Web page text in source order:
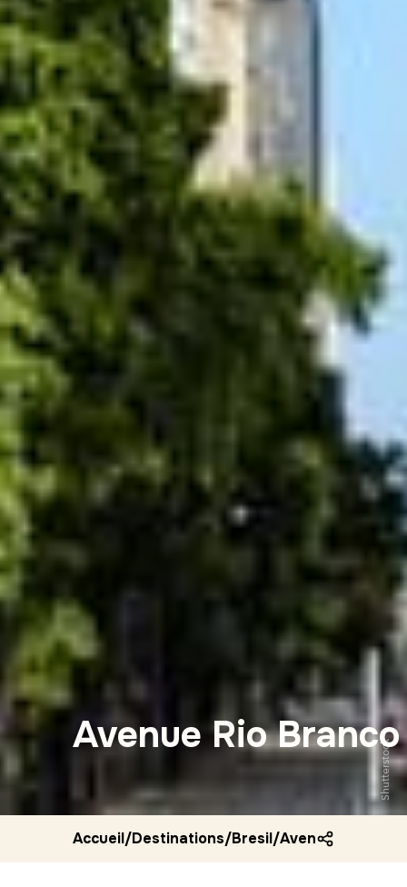
Avenue Rio Branco
Shutterstock
Accueil/Destinations/Bresil/Avenue rio